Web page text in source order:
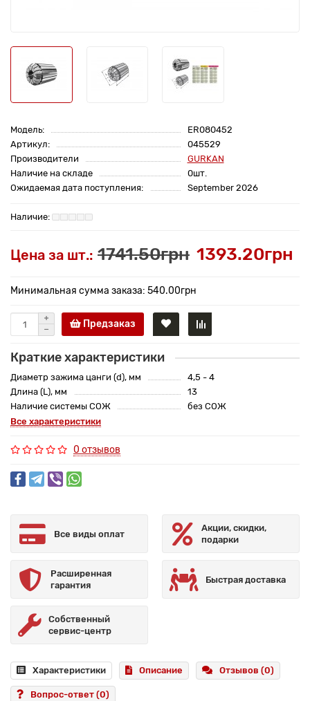
Модель:
ER080452
Артикул:
045529
Производители
GURKAN
Наличие на складе
0шт.
Ожидаемая дата поступления:
September 2026
Цена за шт.: 1741.50грн 1393.20грн
Минимальная сумма заказа: 540.00грн
Предзаказ
Краткие характеристики
Диаметр зажима цанги (d), мм
4,5 - 4
Длина (L), мм
13
Наличие системы СОЖ
без СОЖ
Все характеристики
0 отзывов
Все виды оплат
Акции, скидки,
подарки
Расширенная
гарантия
Быстрая доставка
Собственный
сервис-центр
Характеристики Описание Отзывов (0)
Вопрос-ответ (0)